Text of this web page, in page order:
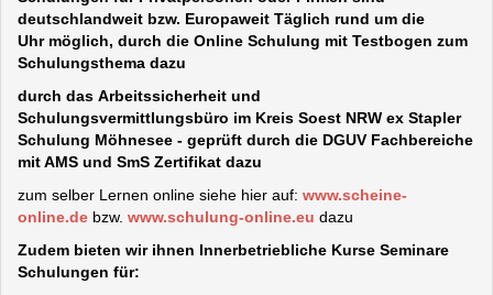
deutschlandweit bzw. Europaweit Täglich rund um die
Uhr möglich, durch die Online Schulung mit Testbogen zum
Schulungsthema dazu
durch das Arbeitssicherheit und
Schulungsvermittlungsbüro im Kreis Soest NRW ex Stapler
Schulung Möhnesee - geprüft durch die DGUV Fachbereiche
mit AMS und SmS Zertifikat dazu
zum selber Lernen online siehe hier auf: www.scheine-
online.de bzw. www.schulung-online.eu dazu
Zudem bieten wir ihnen Innerbetriebliche Kurse Seminare
Schulungen für: